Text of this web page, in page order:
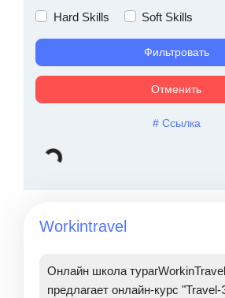
Hard Skills
Soft Skills
Фильтровать
Отменить
# Ссылка
Workintravel
Онлайн школа
предлагает онлайн-курс